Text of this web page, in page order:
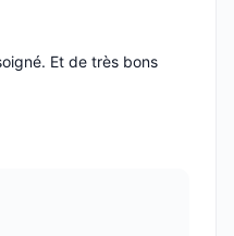
Et de très bons